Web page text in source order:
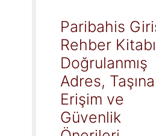
Paribahis
Rehber
Doğrulanmış
Adres,
Erişim ve
Güvenlik